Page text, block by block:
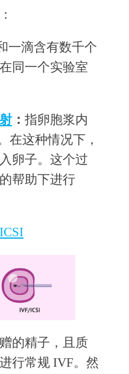
一滴含有数千个
同一个实验室
： 指卵胞浆内
在这种情况下，
卵子。这个过
帮助下进行
的精子，且质
行常规 IVF。然